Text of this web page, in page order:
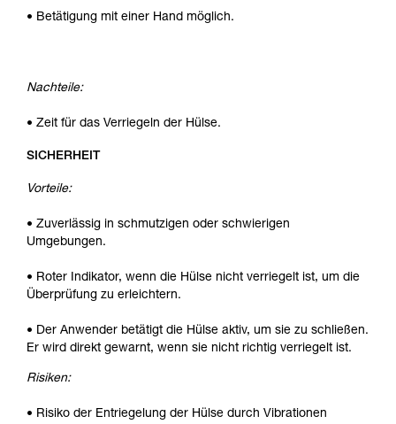
• Betätigung mit einer Hand möglich.
Nachteile:
• Zeit für das Verriegeln der Hülse.
SICHERHEIT
Vorteile:
• Zuverlässig in schmutzigen oder schwierigen
Umgebungen.
• Roter Indikator, wenn die Hülse nicht verriegelt ist, um die
Überprüfung zu erleichtern.
• Der Anwender betätigt die Hülse aktiv, um sie zu schließen.
Er wird direkt gewarnt, wenn sie nicht richtig verriegelt ist.
Risiken:
• Risiko der Entriegelung der Hülse durch Vibrationen